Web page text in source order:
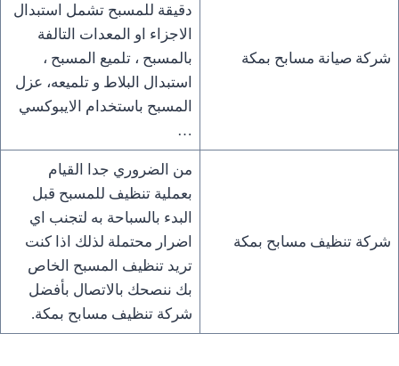
شركة صيانة مسابح بمكة
دقيقة للمسبح تشمل استبدال
الاجزاء او المعدات التالفة
بالمسبح ، تلميع المسبح ،
استبدال البلاط و تلميعه، عزل
المسبح باستخدام الايبوكسي
…
شركة تنظيف مسابح بمكة
من الضروري جدا القيام
بعملية تنظيف للمسبح قبل
البدء بالسباحة به لتجنب اي
اضرار محتملة لذلك اذا كنت
تريد تنظيف المسبح الخاص
بك ننصحك بالاتصال بأفضل
شركة تنظيف مسابح بمكة.